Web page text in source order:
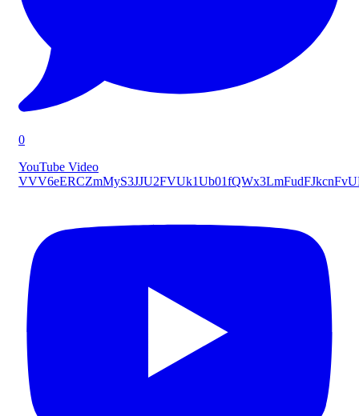
0
YouTube Video